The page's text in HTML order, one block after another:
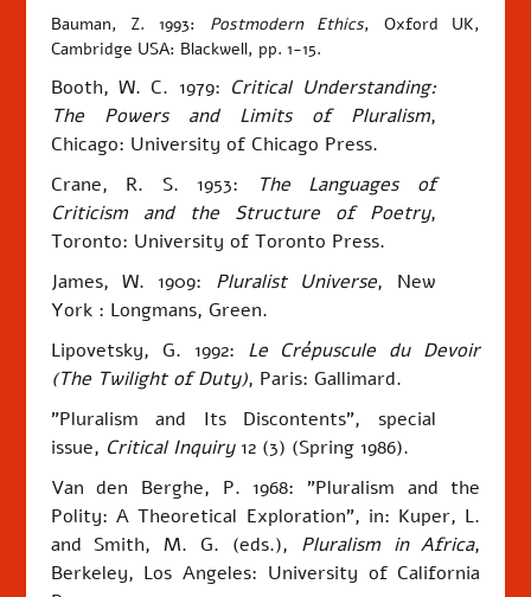
Bauman, Z. 1993: Postmodern Ethics, Oxford UK,
Cambridge USA: Blackwell, pp. 1-15.
Booth, W. C. 1979: Critical Understanding:
The Powers and Limits of Pluralism,
Chicago: University of Chicago Press.
Crane, R. S. 1953:
The Languages of
Criticism and the Structure of Poetry,
Toronto: University of Toronto Press.
James, W. 1909: Pluralist Universe, New
York : Longmans, Green.
Lipovetsky, G. 1992: Le Crépuscule du Devoir
(The Twilight of Duty), Paris: Gallimard.
"Pluralism and Its Discontents", special
issue, Critical Inquiry12 (3) (Spring 1986).
Van den Berghe, P. 1968: "Pluralism and the
Polity: A Theoretical Exploration", in: Kuper, L.
and Smith, M. G. (eds.), Pluralism in Africa,
Berkeley, Los Angeles: University of California